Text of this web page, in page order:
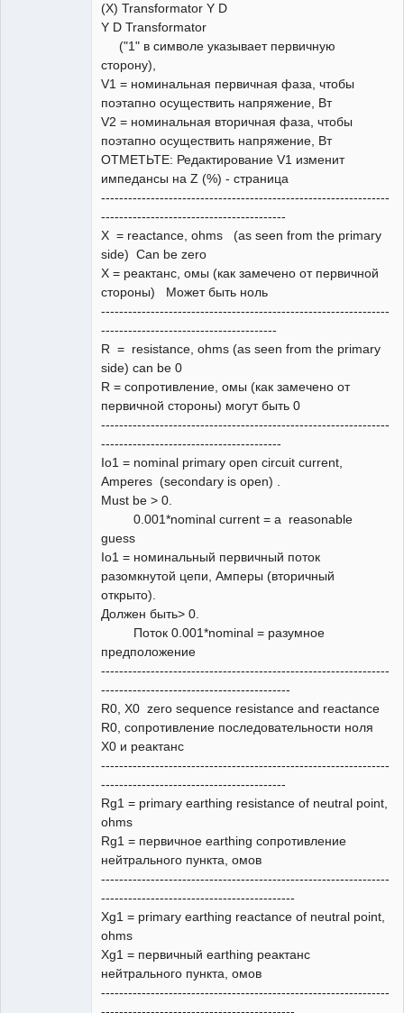
(X) Transformator Y D
Y D Transformator
("1" в символе указывает первичную
сторону),
V1 = номинальная первичная фаза, чтобы
поэтапно осуществить напряжение, Вт
V2 = номинальная вторичная фаза, чтобы
поэтапно осуществить напряжение, Вт
ОТМЕТЬТЕ: Редактирование V1 изменит
импедансы на Z (%) - страница
----------------------------------------------------------------
-----------------------------------------
X = reactance, ohms (as seen from the primary
side) Can be zero
X = реактанс, омы (как замечено от первичной
стороны) Может быть ноль
----------------------------------------------------------------
---------------------------------------
R = resistance, ohms (as seen from the primary
side) can be 0
R = сопротивление, омы (как замечено от
первичной стороны) могут быть 0
----------------------------------------------------------------
----------------------------------------
Io1 = nominal primary open circuit current,
Amperes (secondary is open) .
Must be > 0.
0.001*nominal current = a reasonable
guess
Io1 = номинальный первичный поток
разомкнутой цепи, Амперы (вторичный
открыто).
Должен быть> 0.
Поток 0.001*nominal = разумное
предположение
----------------------------------------------------------------
------------------------------------------
R0, X0 zero sequence resistance and reactance
R0, сопротивление последовательности ноля
X0 и реактанс
----------------------------------------------------------------
-----------------------------------------
Rg1 = primary earthing resistance of neutral point,
ohms
Rg1 = первичное earthing сопротивление
нейтрального пункта, омов
----------------------------------------------------------------
-------------------------------------------
Xg1 = primary earthing reactance of neutral point,
ohms
Xg1 = первичный earthing реактанс
нейтрального пункта, омов
----------------------------------------------------------------